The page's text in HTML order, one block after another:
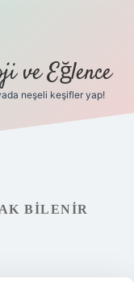
ve Eğlence
neşeli keşifler yap!
BILENIR